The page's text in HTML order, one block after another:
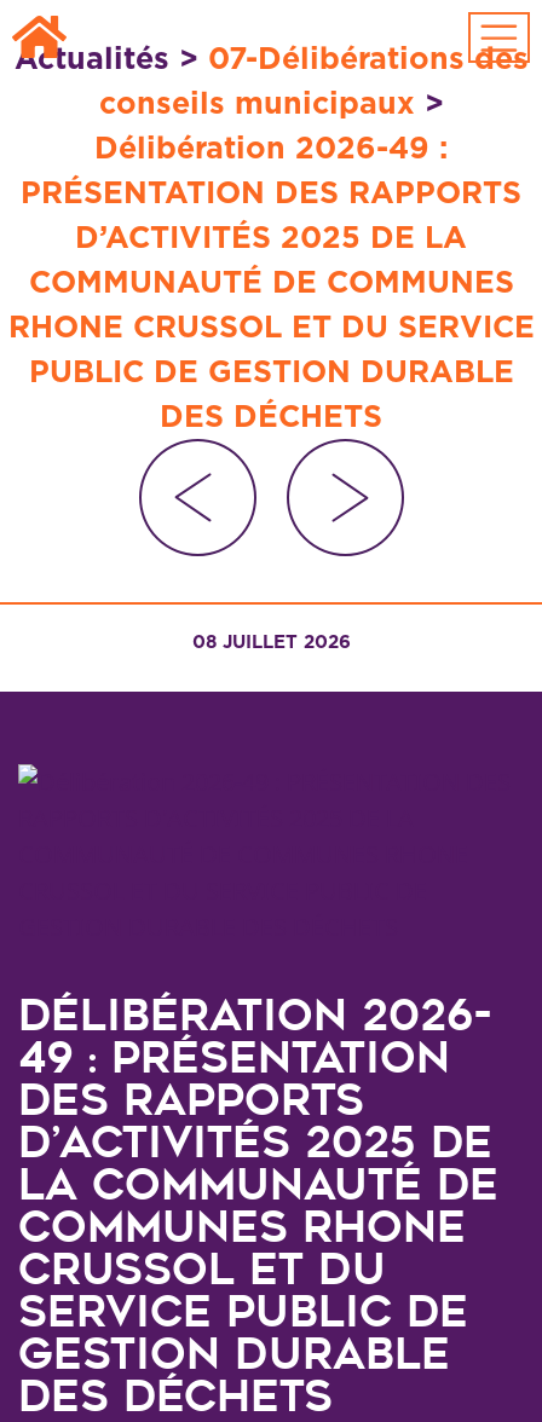
Passer au contenu principal
Actualités > 07-Délibérations des
conseils municipaux >
Délibération 2026-49 :
PRÉSENTATION DES RAPPORTS
D’ACTIVITÉS 2025 DE LA
COMMUNAUTÉ DE COMMUNES
RHONE CRUSSOL ET DU SERVICE
PUBLIC DE GESTION DURABLE
DES DÉCHETS
08 JUILLET 2026
Délibération 2026-
49 : PRÉSENTATION
DES RAPPORTS
D’ACTIVITÉS 2025 DE
LA COMMUNAUTÉ DE
COMMUNES RHONE
CRUSSOL ET DU
SERVICE PUBLIC DE
GESTION DURABLE
DES DÉCHETS